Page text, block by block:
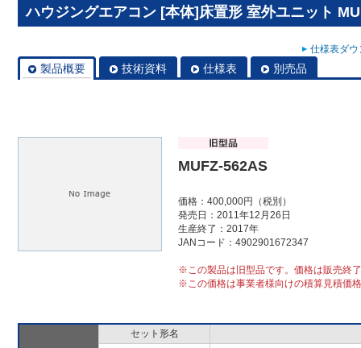
ハウジングエアコン [本体]床置形 室外ユニット
仕様表ダ
製品概要 技術資料 仕様表 別売品
MUFZ-562AS
価格：400,000円（税別）
発売日：2011年12月26日
生産終了：2017年
JANコード：4902901672347
※この製品は旧型品です。価格は販売終
※この価格は事業者様向けの積算見積価
セット形名